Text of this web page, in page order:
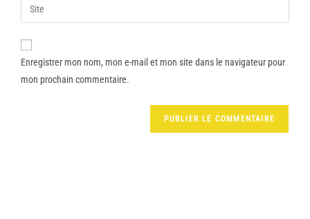
Enregistrer mon nom, mon e-mail et mon site dans le navigateur pour
mon prochain commentaire.